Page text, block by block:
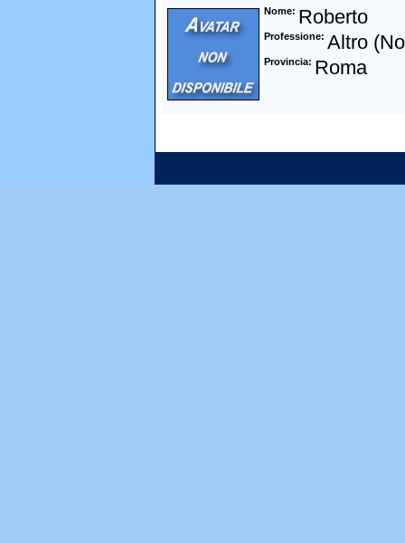
Nome Roberto
Professione Altro
Provincia Roma